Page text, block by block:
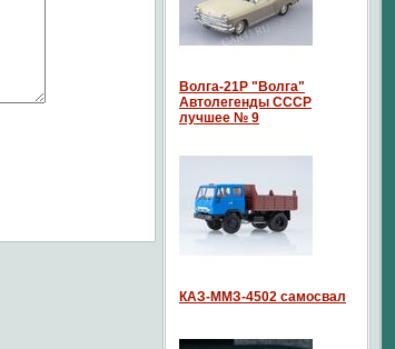
Волга-21P "Волга"
Автолегенды СССР
лучшее № 9
КАЗ-ММЗ-4502 самосвал